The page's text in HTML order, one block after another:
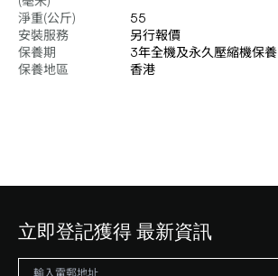
淨重(公斤)
55
安裝服務
另行報價
保養期
3年全機及永久壓縮機保養
保養地區
香港
立即登記獲得 最新資訊